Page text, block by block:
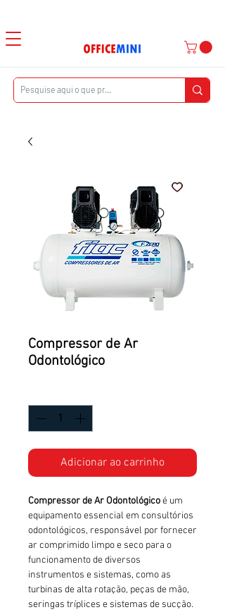
Compressor de Ar
Odontológico
Adicionar ao carrinho
Compressor de Ar Odontológicoé um
equipamento essencial em consultórios
odontológicos, responsável por fornecer
ar comprimido limpo e seco para o
funcionamento de diversos
instrumentos e sistemas, como as
turbinas de alta rotação, peças de mão,
seringas tríplices e sistemas de sucção.